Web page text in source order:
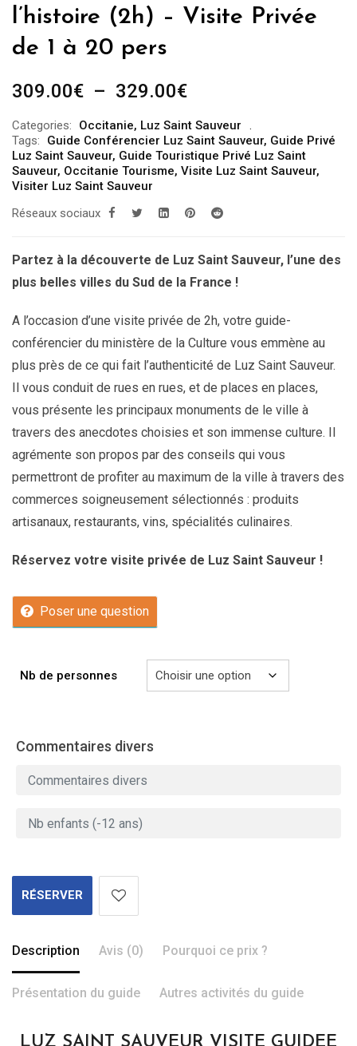
l’histoire (2h) – Visite Privée
de 1 à 20 pers
309.00€ – 329.00€Plage
prix :
309.00€
à
329.00€
Categories: Occitanie, Luz Saint Sauveur
Tags:
Guide Conférencier Luz Saint Sauveur, Guide Privé
Luz Saint Sauveur, Guide Touristique Privé Luz Saint
Sauveur, Occitanie Tourisme, Visite Luz Saint Sauveur,
Visiter Luz Saint Sauveur
Réseaux sociaux
Partez à la découverte de Luz Saint Sauveur, l’une des
plus belles villes du Sud de la France !
A l’occasion d’une visite privée de 2h, votre guide-
conférencier du ministère de la Culture vous emmène au
plus près de ce qui fait l’authenticité de Luz Saint Sauveur.
Il vous conduit de rues en rues, et de places en places,
vous présente les principaux monuments de le ville à
travers des anecdotes choisies et son immense culture. Il
agrémente son propos par des conseils qui vous
permettront de profiter au maximum de la ville à travers des
commerces soigneusement sélectionnés : produits
artisanaux, restaurants, vins, spécialités culinaires.
Réservez votre visite privée de Luz Saint Sauveur !
Poser une question
Nb de personnes
Commentaires divers
RÉSERVER
Description Avis (0) Pourquoi ce prix ?
Présentation du guide Autres activités du guide